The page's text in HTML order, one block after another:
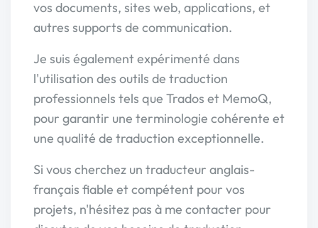
vos documents, sites web, applications, et
autres supports de communication.
Je suis également expérimenté dans
l'utilisation des outils de traduction
professionnels tels que Trados et MemoQ,
pour garantir une terminologie cohérente et
une qualité de traduction exceptionnelle.
Si vous cherchez un traducteur anglais-
français fiable et compétent pour vos
projets, n'hésitez pas à me contacter pour